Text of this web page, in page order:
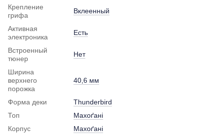
Крепление
грифа
Вклеенный
Активная
электроника
Есть
Встроенный
тюнер
Нет
Ширина
верхнего
порожка
40,6 мм
Форма деки
Thunderbird
Топ
Махоґані
Корпус
Махоґані